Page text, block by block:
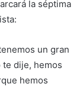
la séptima
un gran
dije, hemos
hemos